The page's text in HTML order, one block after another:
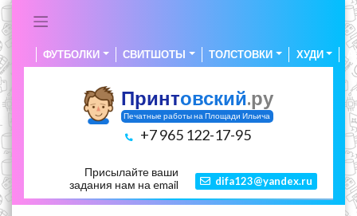
ФУТБОЛКИ СВИТШОТЫ ТОЛСТОВКИ ХУДИ
Принтовский.ру
Печатные работы на Площади Ильича
+7 965 122-17-95
Присылайте ваши
задания нам на email
difa123@yandex.ru